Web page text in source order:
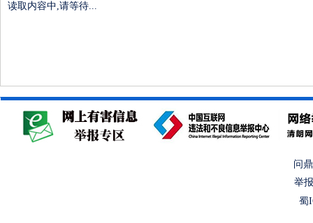
读取内容中,请等待...
问
举
蜀